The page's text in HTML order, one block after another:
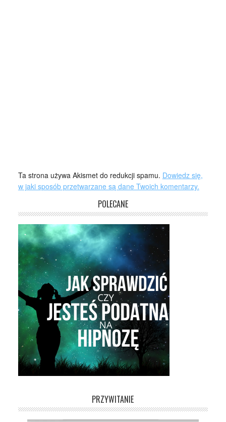
Ta strona używa Akismet do redukcji spamu. Dowiedz się,
w jaki sposób przetwarzane są dane Twoich komentarzy.
POLECANE
PRZYWITANIE